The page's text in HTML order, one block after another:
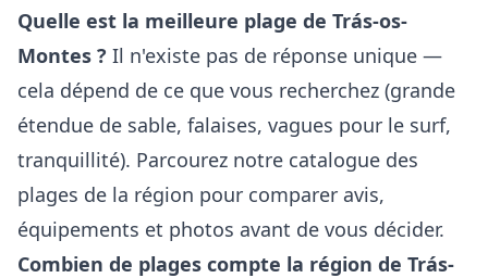
Quelle est la meilleure plage de Trás-os-
Montes ? Il n'existe pas de réponse unique —
cela dépend de ce que vous recherchez (grande
étendue de sable, falaises, vagues pour le surf,
tranquillité). Parcourez notre catalogue des
plages de la région pour comparer avis,
équipements et photos avant de vous décider.
Combien de plages compte la région de Trás-